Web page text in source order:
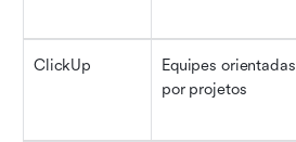
ClickUp
Equipes orientadas
por projetos